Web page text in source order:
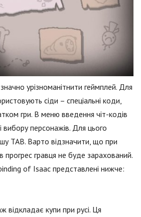
урізноманітнити геймплей. Для
сіди – спеціальні коди,
гри. В меню введення чіт-кодів
персонажів. Для цього
TAB. Варто відзначити, що при
прогрес гравця не буде зарахований.
of Isaac представлені нижче:
відкладає купи при русі. Ця